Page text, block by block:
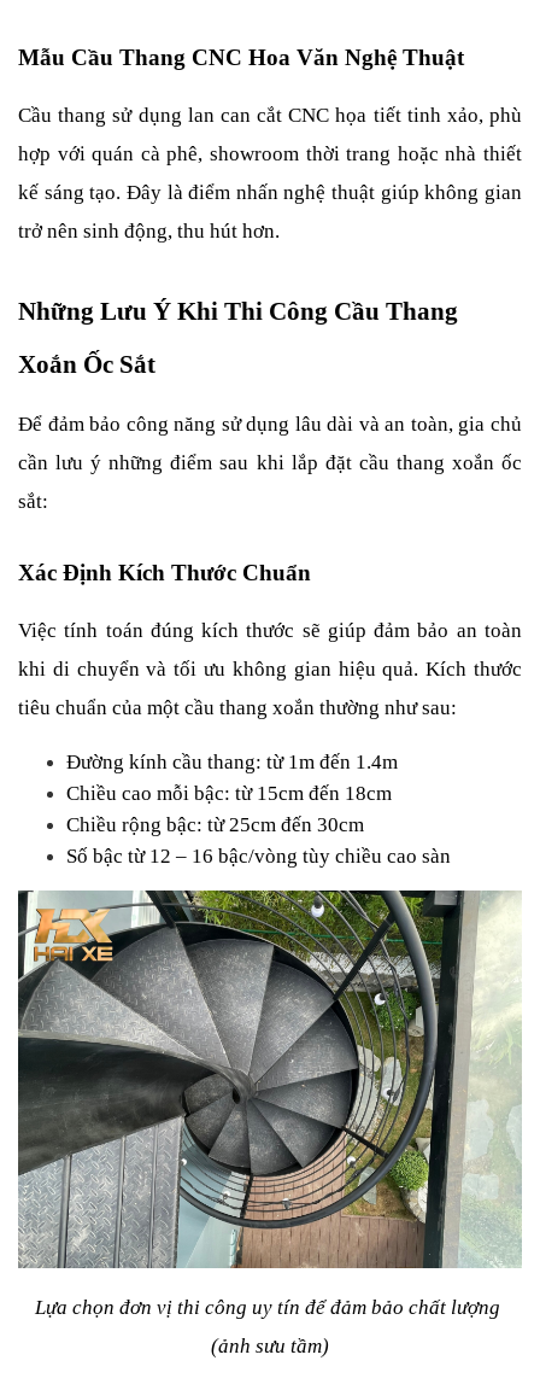
Mẫu Cầu Thang CNC Hoa Văn Nghệ Thuật
Cầu thang sử dụng lan can cắt CNC họa tiết tinh xảo, phù
hợp với quán cà phê, showroom thời trang hoặc nhà thiết
kế sáng tạo. Đây là điểm nhấn nghệ thuật giúp không gian
trở nên sinh động, thu hút hơn.
Những Lưu Ý Khi Thi Công Cầu Thang
Xoắn Ốc Sắt
Để đảm bảo công năng sử dụng lâu dài và an toàn, gia chủ
cần lưu ý những điểm sau khi lắp đặt cầu thang xoắn ốc
sắt:
Xác Định Kích Thước Chuẩn
Việc tính toán đúng kích thước sẽ giúp đảm bảo an toàn
khi di chuyển và tối ưu không gian hiệu quả. Kích thước
tiêu chuẩn của một cầu thang xoắn thường như sau:
Đường kính cầu thang: từ 1m đến 1.4m
Chiều cao mỗi bậc: từ 15cm đến 18cm
Chiều rộng bậc: từ 25cm đến 30cm
Số bậc từ 12 – 16 bậc/vòng tùy chiều cao sàn
Lựa chọn đơn vị thi công uy tín để đảm bảo chất lượng
(ảnh sưu tầm)